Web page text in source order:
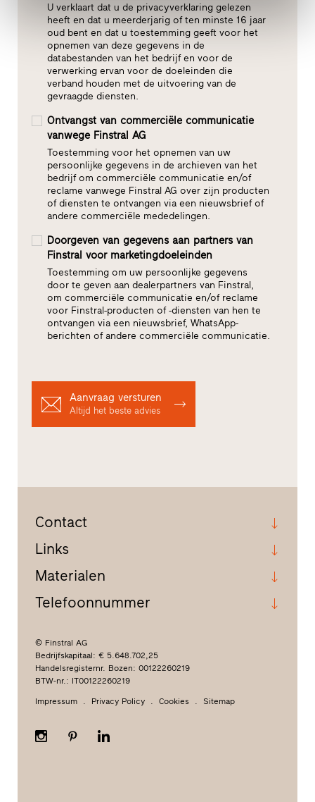
U verklaart dat u de privacyverklaring gelezen
heeft en dat u meerderjarig of ten minste 16 jaar
oud bent en dat u toestemming geeft voor het
opnemen van deze gegevens in de
databestanden van het bedrijf en voor de
verwerking ervan voor de doeleinden die
verband houden met de uitvoering van de
gevraagde diensten.
Ontvangst van commerciële communicatie
vanwege Finstral AG
Toestemming voor het opnemen van uw
persoonlijke gegevens in de archieven van het
bedrijf om commerciële communicatie en/of
reclame vanwege Finstral AG over zijn producten
of diensten te ontvangen via een nieuwsbrief of
andere commerciële mededelingen.
Doorgeven van gegevens aan partners van
Finstral voor marketingdoeleinden
Toestemming om uw persoonlijke gegevens
door te geven aan dealerpartners van Finstral,
om commerciële communicatie en/of reclame
voor Finstral-producten of -diensten van hen te
ontvangen via een nieuwsbrief, WhatsApp-
berichten of andere commerciële communicatie.
Aanvraag versturen
Altijd het beste advies
Contact
Links
Materialen
Telefoonnummer
© Finstral AG
Bedrijfskapitaal: € 5.648.702,25
Handelsregisternr. Bozen: 00122260219
BTW-nr.: IT00122260219
Impressum Privacy Policy Cookies Sitemap